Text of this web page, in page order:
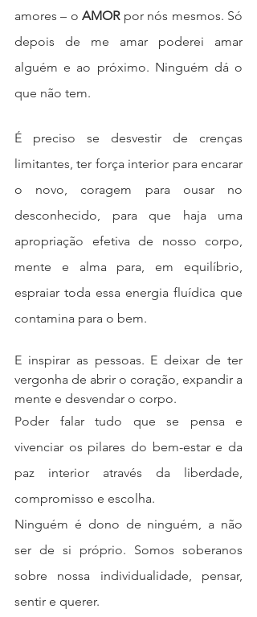
amores – o AMOR por nós mesmos. Só
depois de me amar poderei amar
alguém e ao próximo. Ninguém dá o
que não tem.
É preciso se desvestir de crenças
limitantes, ter força interior para encarar
o novo, coragem para ousar no
desconhecido, para que haja uma
apropriação efetiva de nosso corpo,
mente e alma para, em equilíbrio,
espraiar toda essa energia fluídica que
contamina para o bem.
E inspirar as pessoas. E deixar de ter
vergonha de abrir o coração, expandir a
mente e desvendar o corpo.
Poder falar tudo que se pensa e
vivenciar os pilares do bem-estar e da
paz interior através da liberdade,
compromisso e escolha.
Ninguém é dono de ninguém, a não
ser de si próprio. Somos soberanos
sobre nossa individualidade, pensar,
sentir e querer.